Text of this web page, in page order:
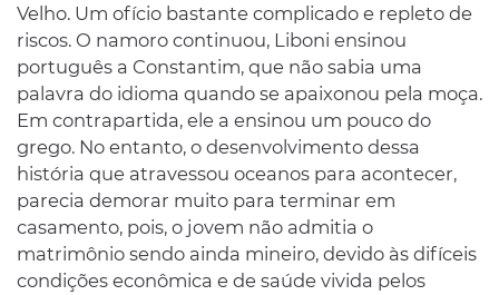
Velho. Um ofício bastante complicado e repleto de
riscos. O namoro continuou, Liboni ensinou
português a Constantim, que não sabia uma
palavra do idioma quando se apaixonou pela moça.
Em contrapartida, ele a ensinou um pouco do
grego. No entanto, o desenvolvimento dessa
história que atravessou oceanos para acontecer,
parecia demorar muito para terminar em
casamento, pois, o jovem não admitia o
matrimônio sendo ainda mineiro, devido às difíceis
condições econômica e de saúde vivida pelos